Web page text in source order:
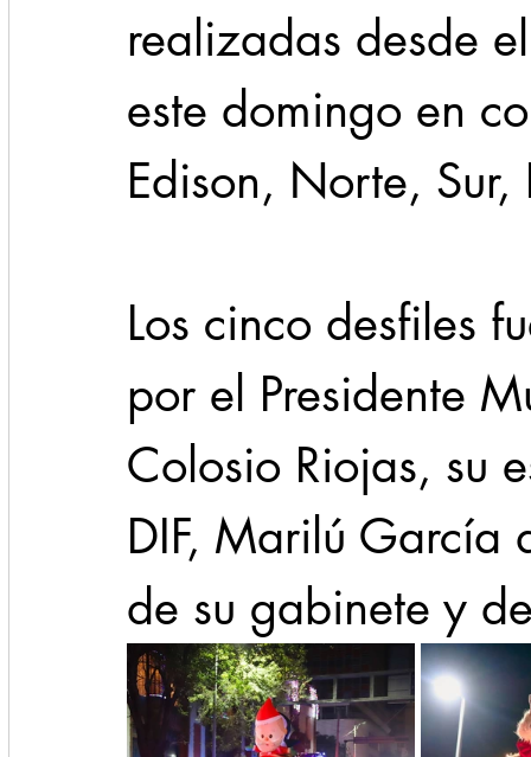
realizadas desde
este domingo en
Edison, Norte,
Los cinco desfiles
por el Presidente
Colosio Riojas, su
DIF, Marilú García
de su gabinete y